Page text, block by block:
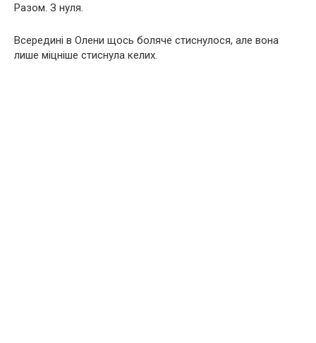
Разом. З нуля.
Всередині в Олени щось боляче стиснулося, але вона
лише міцніше стиснула келих.